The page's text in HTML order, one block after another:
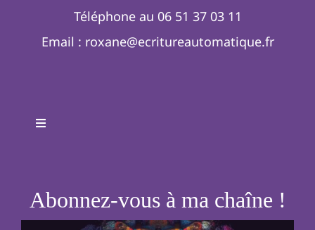
Téléphone au 06 51 37 03 11
Email : roxane@ecritureautomatique.fr
Toggle
Qui suis-je ?
Abonnez-vous à ma chaîne !